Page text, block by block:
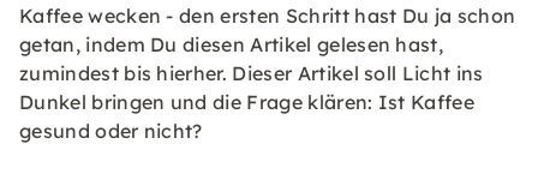
Kaffee wecken - den ersten Schritt hast Du ja schon
getan, indem Du diesen Artikel gelesen hast,
zumindest bis hierher. Dieser Artikel soll Licht ins
Dunkel bringen und die Frage klären: Ist Kaffee
gesund oder nicht?